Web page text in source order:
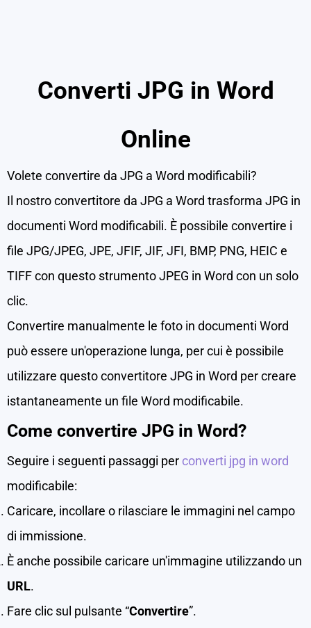
Converti JPG in Word
Online
Volete convertire da JPG a Word modificabili?
Il nostro convertitore da JPG a Word trasforma JPG in
documenti Word modificabili. È possibile convertire i
file JPG/JPEG, JPE, JFIF, JIF, JFI, BMP, PNG, HEIC e
TIFF con questo strumento JPEG in Word con un solo
clic.
Convertire manualmente le foto in documenti Word
può essere un'operazione lunga, per cui è possibile
utilizzare questo convertitore JPG in Word per creare
istantaneamente un file Word modificabile.
Come convertire JPG in Word?
Seguire i seguenti passaggi per converti jpg in word
modificabile:
Caricare, incollare o rilasciare le immagini nel campo
di immissione.
È anche possibile caricare un'immagine utilizzando un
URL.
Fare clic sul pulsante “Convertire”.